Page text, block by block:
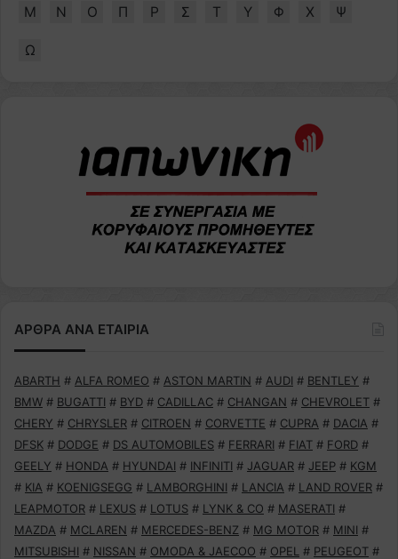
Μ Ν Ο Π Ρ Σ Τ Υ Φ Χ Ψ
Ω
ΑΡΘΡΑ ΑΝΑ ΕΤΑΙΡΙΑ
ABARTH # ALFA ROMEO # ASTON MARTIN # AUDI # BENTLEY #
BMW # BUGATTI # BYD # CADILLAC # CHANGAN # CHEVROLET #
CHERY # CHRYSLER # CITROEN # CORVETTE # CUPRA # DACIA #
DFSK # DODGE # DS AUTOMOBILES # FERRARI # FIAT # FORD #
GEELY # HONDA # HYUNDAI # INFINITI # JAGUAR # JEEP # KGM
# KIA # KOENIGSEGG # LAMBORGHINI # LANCIA # LAND ROVER #
LEAPMOTOR # LEXUS # LOTUS # LYNK & CO # MASERATI #
MAZDA # MCLAREN # MERCEDES-BENZ # MG MOTOR # MINI #
MITSUBISHI # NISSAN # OMODA & JAECOO # OPEL # PEUGEOT #